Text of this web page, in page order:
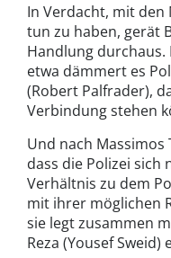
In Verdacht, mit
tun zu haben, gerät
Handlung durchaus.
etwa dämmert es
(Robert Palfrader),
Verbindung stehen
Und nach Massimos
dass die Polizei
Verhältnis zu dem
mit ihrer möglichen
sie legt zusammen
Reza (Yousef Sweid)